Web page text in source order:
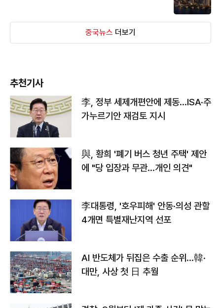
중국뉴스 더보기
추천기사
李, 정부 세제개편안에 제동…ISA·주
가누르기안 재검토 지시
與, 황희 '폐기 버스 청년 주택' 제안
에 "당 입장과 무관…개인 의견"
李대통령, '호우피해' 안동·의성 관할
4개면 특별재난지역 선포
AI 반도체가 뒤집은 수출 순위…韓·
대만, 사상 첫 日 추월